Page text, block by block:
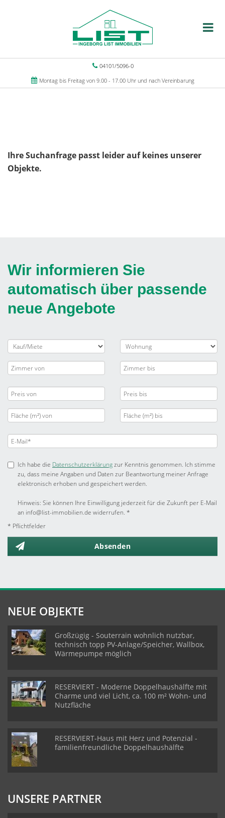
04101/5096-0
Montag bis Freitag von 9.00 - 17.00 Uhr und nach Vereinbarung
Ihre Suchanfrage passt leider auf keines unserer
Objekte.
Wir informieren Sie
automatisch über passende
neue Angebote
Ich habe die Datenschutzerklärungzur Kenntnis genommen. Ich stimme
zu, dass meine Angaben und Daten zur Beantwortung meiner Anfrage
elektronisch erhoben und gespeichert werden.
Hinweis: Sie können Ihre Einwilligung jederzeit für die Zukunft per E-Mail
an info@list-immobilien.de widerrufen. *
* Pflichtfelder
Absenden
NEUE OBJEKTE
Großzügig - Souterrain wohnlich nutzbar,
technisch topp PV-Anlage/Speicher, Wallbox,
Wärmepumpe möglich
RESERVIERT - Moderne Doppelhaushälfte mit
Charme und viel Licht, ca. 100 m² Wohn- und
Nutzfläche
RESERVIERT-Haus mit Herz und Potenzial -
familienfreundliche Doppelhaushälfte
UNSERE PARTNER